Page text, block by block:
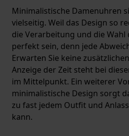
Minimalistische Damenuhren
vielseitig. Weil das Design so
die Verarbeitung und die
perfekt sein, denn jede
Erwarten Sie keine
Anzeige der Zeit steht bei
im Mittelpunkt. Ein weiterer
minimalistische Design sorgt
zu fast jedem Outfit und
kann.